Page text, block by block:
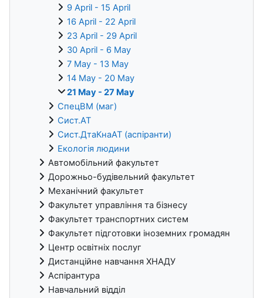
9 April - 15 April
16 April - 22 April
23 April - 29 April
30 April - 6 May
7 May - 13 May
14 May - 20 May
21 May - 27 May
СпецВМ (маг)
Сист.АТ
Сист.ДтаКнаАТ (аспіранти)
Екологія людини
Автомобільний факультет
Дорожньо-будівельний факультет
Механічний факультет
Факультет управління та бізнесу
Факультет транспортних систем
Факультет підготовки іноземних громадян
Центр освітніх послуг
Дистанційне навчання ХНАДУ
Аспірантура
Навчальний відділ